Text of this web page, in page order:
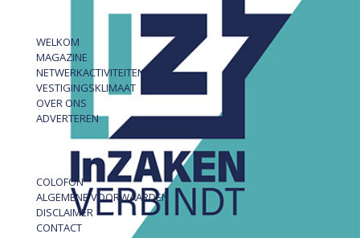
WELKOM
MAGAZINE
NETWERKACTIVITEITEN
VESTIGINGSKLIMAAT
OVER ONS
ADVERTEREN
COLOFON
ALGEMENE VOORWAARDEN
DISCLAIMER
CONTACT